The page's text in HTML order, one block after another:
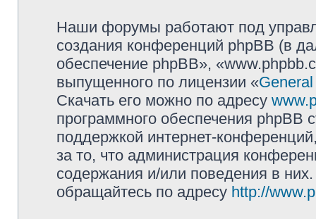
Наши форумы работают под
создания конференций phpBB (в
обеспечение phpBB»,
выпущенного по лицензии «
Скачать его можно по адресу
программного обеспечения phpBB
поддержкой интернет-
за то, что администрация
содержания и/или поведения в
обращайтесь по адресу http://